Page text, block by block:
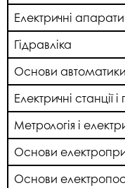
Електричні апарати
Гідравліка
Основи автоматики
Електричні станції і
Метрологія і
Основи
Основи